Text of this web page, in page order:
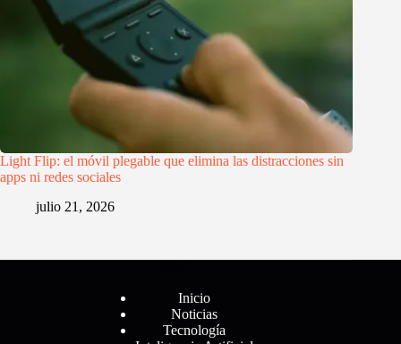
Light Flip: el móvil plegable que elimina las distracciones sin
apps ni redes sociales
julio 21, 2026
Inicio
Noticias
Tecnología